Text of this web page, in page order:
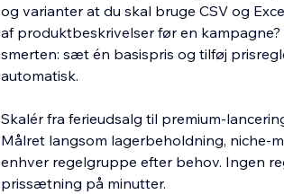
og varianter at du skal bruge CSV og
af produktbeskrivelser før en kampagne?
smerten: sæt én basispris og tilføj
automatisk.
Skalér fra ferieudsalg til premium-
Målret langsom lagerbeholdning, niche-
enhver regelgruppe efter behov. Ingen
prissætning på minutter.